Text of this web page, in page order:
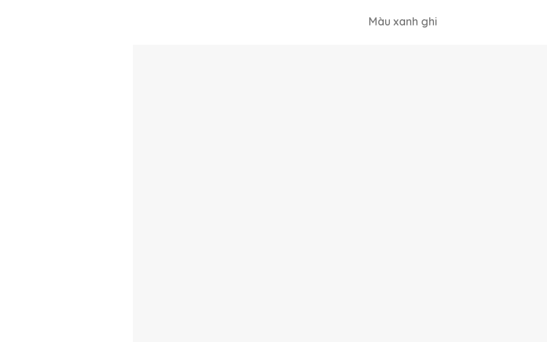
Màu xanh ghi